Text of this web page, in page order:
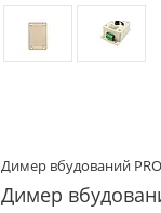
Димер вбудований
Димер